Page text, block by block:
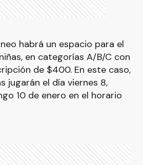
habrá un espacio para el
en categorías A/B/C con
de $400. En este caso,
jugarán el día viernes 8,
10 de enero en el horario